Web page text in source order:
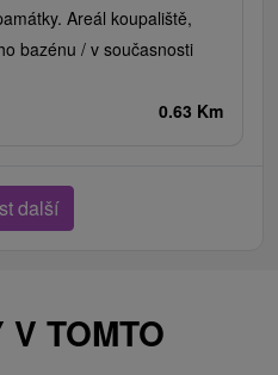
Areál koupaliště,
bazénu / v současnosti
0.63 Km
další
TOMTO